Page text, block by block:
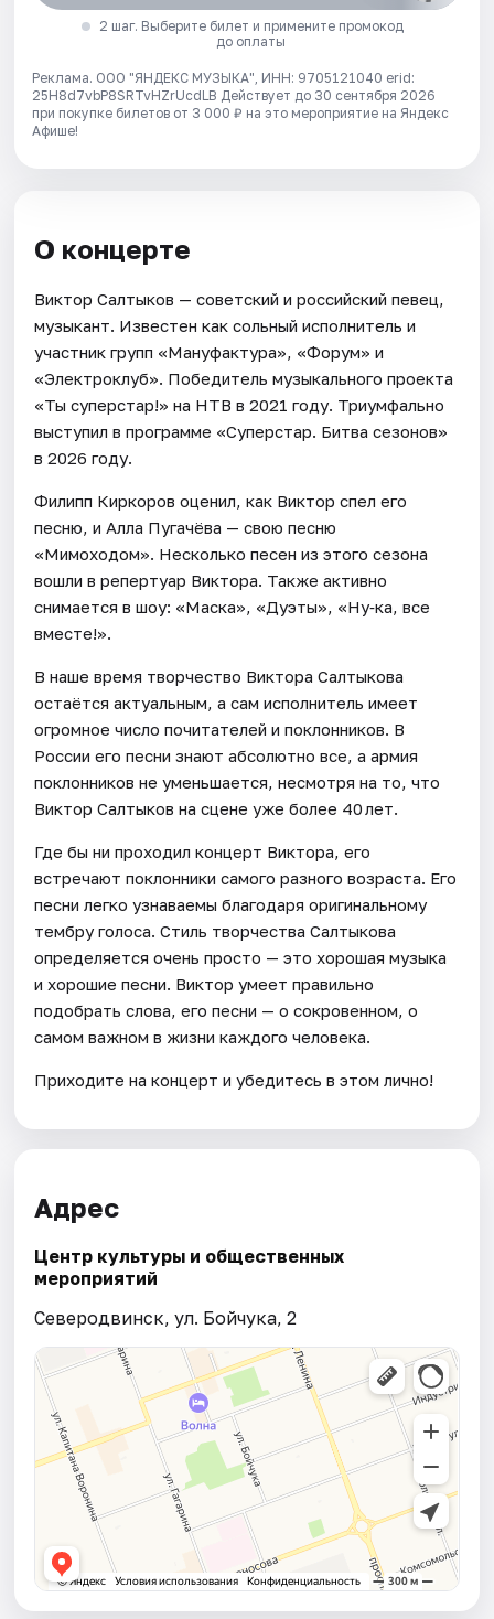
2 шаг. Выберите билет и примените промокод
до оплаты
Реклама. ООО "ЯНДЕКС МУЗЫКА", ИНН: 9705121040 erid:
25H8d7vbP8SRTvHZrUcdLB Действует до 30 сентября 2026
при покупке билетов от 3 000 ₽ на это мероприятие на Яндекс
Афише!
О концерте
Виктор Салтыков — советский и российский певец,
музыкант. Известен как сольный исполнитель и
участник групп «Мануфактура», «Форум» и
«Электроклуб». Победитель музыкального проекта
«Ты суперстар!» на НТВ в 2021 году. Триумфально
выступил в программе «Суперстар. Битва сезонов»
в 2026 году.
Филипп Киркоров оценил, как Виктор спел его
песню, и Алла Пугачёва — свою песню
«Мимоходом». Несколько песен из этого сезона
вошли в репертуар Виктора. Также активно
снимается в шоу: «Маска», «Дуэты», «Ну‑ка, все
вместе!».
В наше время творчество Виктора Салтыкова
остаётся актуальным, а сам исполнитель имеет
огромное число почитателей и поклонников. В
России его песни знают абсолютно все, а армия
поклонников не уменьшается, несмотря на то, что
Виктор Салтыков на сцене уже более 40 лет.
Где бы ни проходил концерт Виктора, его
встречают поклонники самого разного возраста. Его
песни легко узнаваемы благодаря оригинальному
тембру голоса. Стиль творчества Салтыкова
определяется очень просто — это хорошая музыка
и хорошие песни. Виктор умеет правильно
подобрать слова, его песни — о сокровенном, о
самом важном в жизни каждого человека.
Приходите на концерт и убедитесь в этом лично!
Адрес
Центр культуры и общественных
мероприятий
Северодвинск, ул. Бойчука, 2